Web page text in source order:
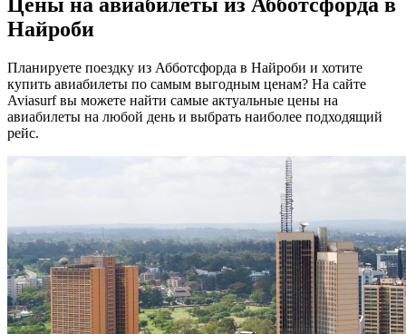
Найроби
Планируете поездку из Абботсфорда в Найроби и хотите
купить авиабилеты по самым выгодным ценам? На сайте
Aviasurf вы можете найти самые актуальные цены на
авиабилеты на любой день и выбрать наиболее подходящий
рейс.